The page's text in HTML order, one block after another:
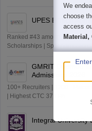
UPES B.Tech
Ranked #43 among
Scholarships | Spot Admissions
GMRIT Deemed to
Admissions 2026
100+ Recruiters | 1200+
| Highest CTC 37 LPA
Integral University
We
choose
access